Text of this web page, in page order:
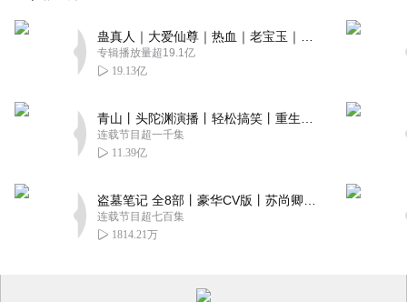
专辑播放量超19.1亿
19.13亿
连载节目超一千集
11.39亿
连载节目超七百集
1814.21万